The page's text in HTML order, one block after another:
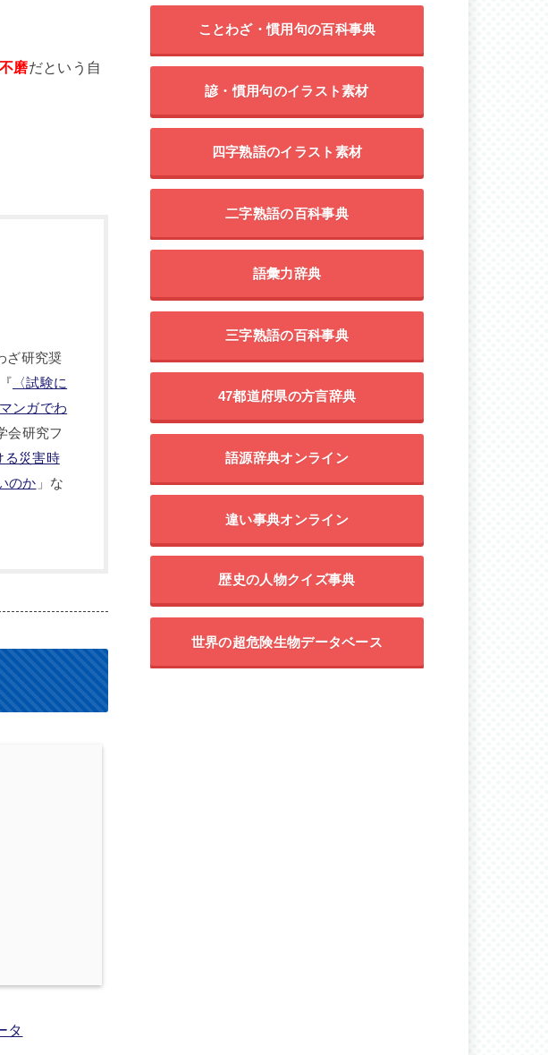
磨だという自
ざ研究奨
〈試験に
ンガでわ
会研究フ
る災害時
のか 」な
タ
ことわざ・慣用句の百科事典
諺・慣用句のイラスト素材
四字熟語のイラスト素材
二字熟語の百科事典
語彙力辞典
三字熟語の百科事典
47都道府県の方言辞典
語源辞典オンライン
違い事典オンライン
歴史の人物クイズ事典
世界の超危険生物データベース